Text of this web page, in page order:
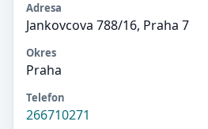
Adresa
Jankovcova 788/16, Praha 7
Okres
Praha
Telefon
266710271